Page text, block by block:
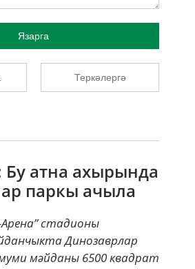
Язарга
Теркәлергә
Бу атна ахырында
паркы ачыла
стадионы
Динозаврлар
мәйданы 6500 квадрат